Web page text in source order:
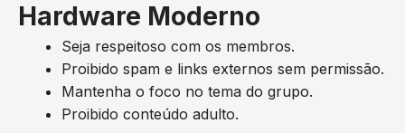
Hardware Moderno
Seja respeitoso com os membros.
Proibido spam e links externos sem permissão.
Mantenha o foco no tema do grupo.
Proibido conteúdo adulto.